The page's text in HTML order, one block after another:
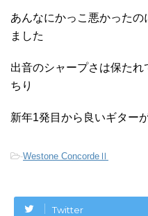
あんなにかっこ悪かったの
ました
出音のシャープさは保た
ちり
新年1発目から良いギター
-Westone ConcordeⅡ
Twitter